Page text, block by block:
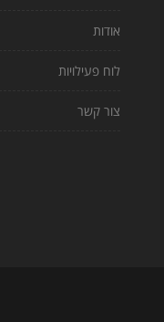
אודות
לוח פעילויות
צור קשר